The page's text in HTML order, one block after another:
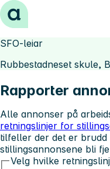
Hopp til innhold
SFO-leiar
Rubbestadneset skule,
Rapporter
Alle annonser på
retningslinjer for
tilfeller der det er brudd
stillingsannonsene bli
Velg hvilke